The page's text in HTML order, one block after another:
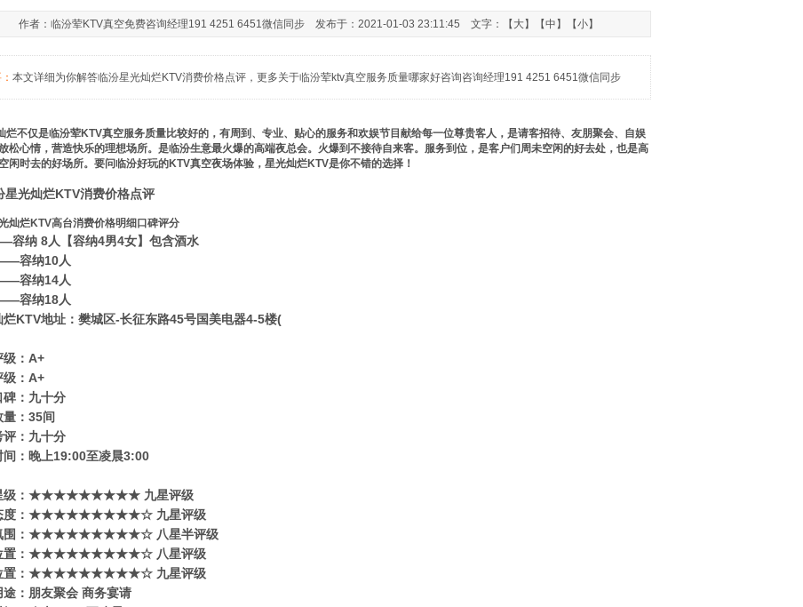
作者：临汾荤KTV真空免费咨询经理191 4251 6451微信同步 发布于：2021-01-03 23:11:45 文字：【 大】【中 】【小】
本文详细为你解答临汾星光灿烂KTV消费价格点评，更多关于临汾荤ktv真空服务质量哪家好咨询咨询经理191 4251 6451微信同步
烂不仅是临汾荤KTV真空服务质量比较好的，有周到、专业、贴心的服务和欢娱节目献给每一位尊贵客人，是请客招待、友朋聚会、自娱
松心情，营造快乐的理想场所。是临汾生意最火爆的高端夜总会。火爆到不接待自来客。服务到位，是客户们周未空闲的好去处，也是高
闲时去的好场所。要问临汾好玩的KTV真空夜场体验，星光灿烂KTV是你不错的选择！
灿烂KTV高台消费价格明细口碑评分
纳 8人【容纳4男4女】包含酒水
容纳10人
容纳14人
容纳18人
烂KTV地址：樊城区-长征东路45号国美电器4-5楼(
级：A+
级：A+
碑：九十分
量：35间
评：九十分
间：晚上19:00至凌晨3:00
级​‌‌：★★★★★★★★★ 九星评级
度：★★★★★★★★★☆ 九星评级
围：★★★★★★★★★☆ 八星半评级
置：★★★★★★★★★☆ 八星评级
置：★★★★★★★★★☆ 九星评级
途：朋友聚会 商务宴请